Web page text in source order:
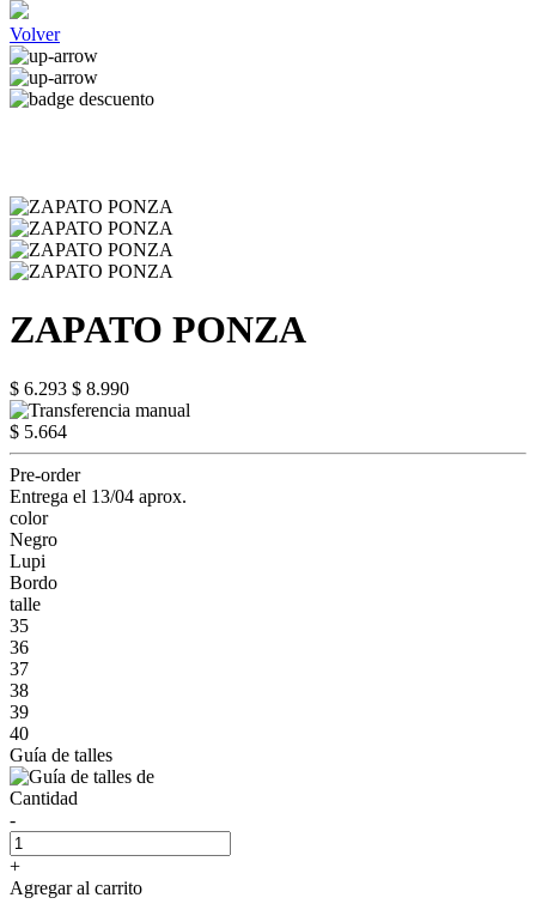
Volver
ZAPATO PONZA
$ 6.293 $ 8.990
$ 5.664
Pre-order
Entrega el 13/04 aprox.
color
Negro
Lupi
Bordo
talle
35
36
37
38
39
40
Guía de talles
Cantidad
-
+
Agregar al carrito